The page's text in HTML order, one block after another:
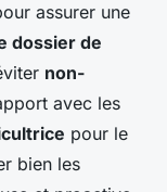
assurer une
dossier de
non-
avec les
pour le
bien les